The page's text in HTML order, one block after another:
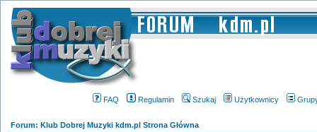
FAQ Regulamin Szukaj Użytkownicy
Forum: Klub Dobrej Muzyki kdm.pl Strona Główna